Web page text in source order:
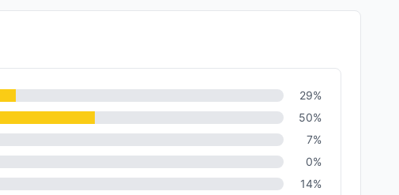
29%
50%
7%
0%
14%